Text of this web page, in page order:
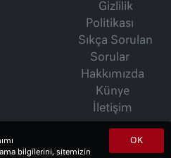
Gizlilik
Politikası
Sıkça Sorulan
Sorular
Hakkımızda
Künye
İletişim
Yazıları
OK
bilgilerini, sitemizin